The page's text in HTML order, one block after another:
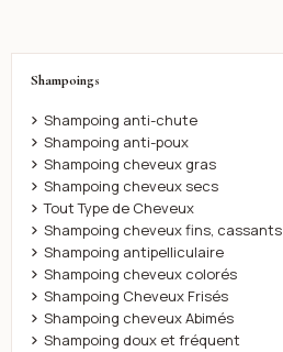
Shampoings
Shampoing anti-chute
Shampoing anti-poux
Shampoing cheveux gras
Shampoing cheveux secs
Tout Type de Cheveux
Shampoing cheveux fins, cassants
Shampoing antipelliculaire
Shampoing cheveux colorés
Shampoing Cheveux Frisés
Shampoing cheveux Abimés
Shampoing doux et fréquent